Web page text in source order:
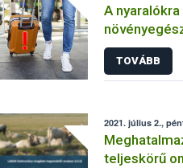
A
TOVÁBB
2021. július 2.,
teljeskörű